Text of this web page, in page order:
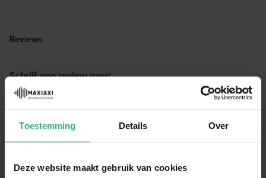
Toestemming Details Over
Deze website maakt gebruik van cookies
Reviews
Schrijf een review over:
BeamZ P30 tassenset voor de 1,5 meter BeamZ P30
star
stars
stars
stars
stars